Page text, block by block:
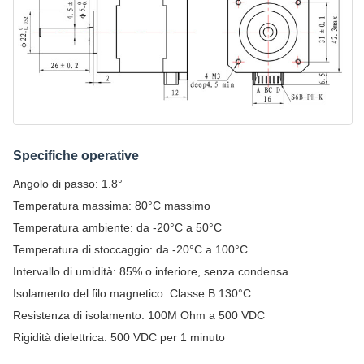
Specifiche operative
Angolo di passo: 1.8°
Temperatura massima: 80°C massimo
Temperatura ambiente: da -20°C a 50°C
Temperatura di stoccaggio: da -20°C a 100°C
Intervallo di umidità: 85% o inferiore, senza condensa
Isolamento del filo magnetico: Classe B 130°C
Resistenza di isolamento: 100M Ohm a 500 VDC
Rigidità dielettrica: 500 VDC per 1 minuto